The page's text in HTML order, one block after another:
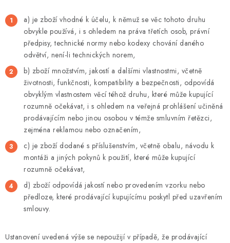
a) je zboží vhodné k účelu, k němuž se věc tohoto druhu
obvykle používá, i s ohledem na práva třetích osob, právní
předpisy, technické normy nebo kodexy chování daného
odvětví, není-li technických norem,
b) zboží množstvím, jakostí a dalšími vlastnostmi, včetně
životnosti, funkčnosti, kompatibility a bezpečnosti, odpovídá
obvyklým vlastnostem věcí téhož druhu, které může kupující
rozumně očekávat, i s ohledem na veřejná prohlášení učiněná
prodávajícím nebo jinou osobou v témže smluvním řetězci,
zejména reklamou nebo označením,
c) je zboží dodané s příslušenstvím, včetně obalu, návodu k
montáži a jiných pokynů k použití, které může kupující
rozumně očekávat,
d) zboží odpovídá jakostí nebo provedením vzorku nebo
předloze, které prodávající kupujícímu poskytl před uzavřením
smlouvy.
Ustanovení uvedená výše se nepoužijí v případě, že prodávající